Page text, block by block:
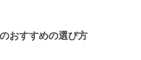
おすすめの選び方